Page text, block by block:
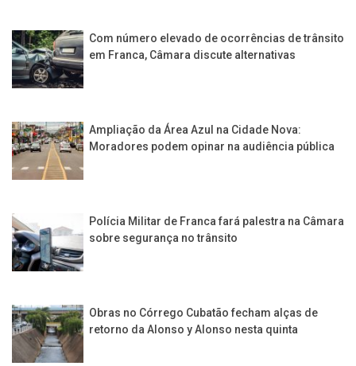
Com número elevado de ocorrências de trânsito
em Franca, Câmara discute alternativas
Ampliação da Área Azul na Cidade Nova:
Moradores podem opinar na audiência pública
Polícia Militar de Franca fará palestra na Câmara
sobre segurança no trânsito
Obras no Córrego Cubatão fecham alças de
retorno da Alonso y Alonso nesta quinta